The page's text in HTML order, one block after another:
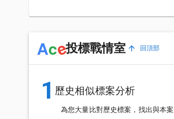
Ace投標戰情室 回頂部
1 歷史相似標案分析
為您大量比對歷史標案，找出與本